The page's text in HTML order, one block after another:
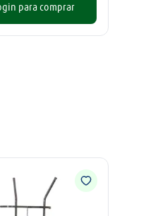
para comprar